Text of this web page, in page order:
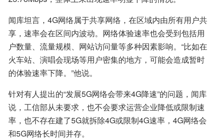
闻库坦言，4G网络属于共享网络，在区域内由所有用户共
享，速率会在区间内波动。网络体验速率也会受到包括用
户数量、流量规模、网站访问量等多种因素影响。“比如在
火车站、演唱会现场等用户密集的地方，可能会造成暂时
的体验速率下降。”他说。
针对有人提出的“发展5G网络会带来4G降速”的问题，闻库
说，工信部从未要求，也不会要求运营企业降低或限制速
率，也不存在建了5G就拆除4G或限制4G速率，4G网络会
和5G网络长时间并存。